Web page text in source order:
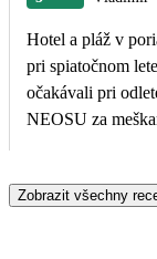
Hotel a pláž v
pri spiatočnom
očakávali pri
NEOSU za
Zobrazit všechny